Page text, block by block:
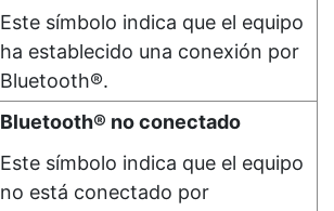
Este símbolo indica que el equipo
ha establecido una conexión por
Bluetooth®.
Bluetooth® no conectado
Este símbolo indica que el equipo
no está conectado por